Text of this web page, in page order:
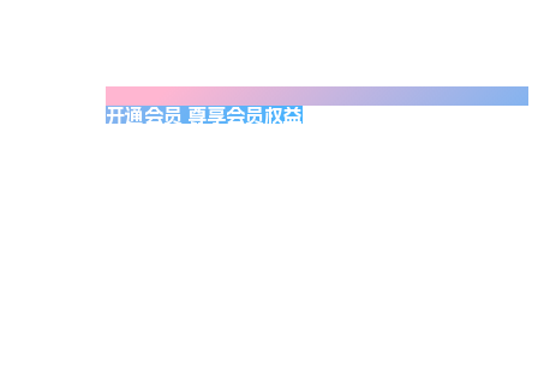
开通会员 尊享会员权益